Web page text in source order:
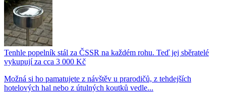
Tenhle popelník stál za ČSSR na každém rohu. Teď jej sběratelé
vykupují za cca 3 000 Kč
Možná si ho pamatujete z návštěv u prarodičů, z tehdejších
hotelových hal nebo z útulných koutků vedle...